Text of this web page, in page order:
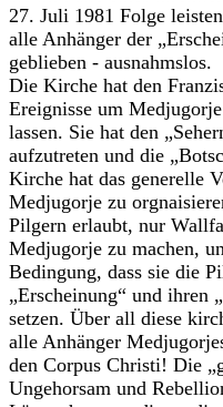
27. Juli 1981 Folge
alle Anhänger der
geblieben - ausnahmslos.
Die Kirche hat den
Ereignisse um
lassen. Sie hat den
aufzutreten und die
Kirche hat das generelle
Medjugorje zu
Pilgern erlaubt, nur
Medjugorje zu machen,
Bedingung, dass sie die
„Erscheinung“ und ihren
setzen. Über all diese
alle Anhänger
den Corpus Christi! Die
Ungehorsam und